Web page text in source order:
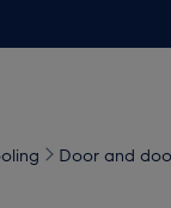
Door and